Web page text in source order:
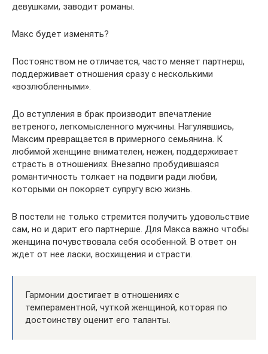
девушками, заводит романы.
Макс будет изменять?
Постоянством не отличается, часто меняет партнерш,
поддерживает отношения сразу с несколькими
«возлюбленными».
До вступления в брак производит впечатление
ветреного, легкомысленного мужчины. Нагулявшись,
Максим превращается в примерного семьянина. К
любимой женщине внимателен, нежен, поддерживает
страсть в отношениях. Внезапно пробудившаяся
романтичность толкает на подвиги ради любви,
которыми он покоряет супругу всю жизнь.
В постели не только стремится получить удовольствие
сам, но и дарит его партнерше. Для Макса важно чтобы
женщина почувствовала себя особенной. В ответ он
ждет от нее ласки, восхищения и страсти.
Гармонии достигает в отношениях с
темпераментной, чуткой женщиной, которая по
достоинству оценит его таланты.